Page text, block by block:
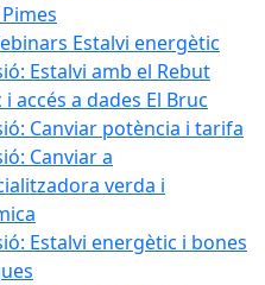
Estalvi energètic
Estalvi amb el Rebut
accés a dades El Bruc
Canviar potència i tarifa
Canviar a
verda i
Estalvi energètic i bones